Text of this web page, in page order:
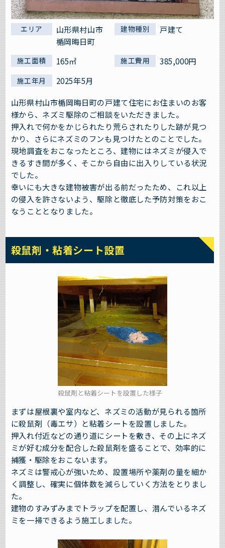
エリア
山形県村山市
楯岡晦日町
建物種別 戸建て
施工面積 165㎡ 施工費用 385,000円
施工年月
2025年5月
山形県村山市楯岡晦日町の戸建て住宅にお住まいのお客
様から、ネズミ駆除のご相談をいただきました。
押入れで何かをかじられたり荒らされたりした跡が見つ
かり、さらにネズミのフンも見つけたとのことでした。
現地調査をおこなったところ、建物にはネズミが侵入で
きるすき間が多く、そこから自由に出入りしている状況
でした。
幸いにも大きな建物被害が出る前だったため、これ以上
の侵入を許さないよう、駆除と徹底した予防対策をおこ
なうこととなりました。
殺鼠剤・粘着シート設置
殺鼠剤と粘着シートを設置した様子
まずは屋根裏や室内など、ネズミの活動が見られる箇所
に殺鼠剤（毒エサ）と粘着シートを設置しました。
押入れ付近などの通り道にシートを敷き、その上にネズ
ミが好む成分を配合した殺鼠剤を盛ることで、効率的に
捕獲・駆除をおこないます。
ネズミは警戒心が強いため、設置場所や薬剤の量を細か
く調整し、確実に個体数を減らしていく方法をとりまし
た。
建物のすみずみまでトラップを配置し、潜んでいるネズ
ミを一掃できるよう施工しました。